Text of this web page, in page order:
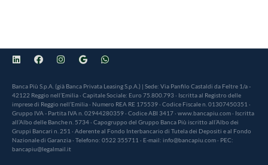
Banca Più S.p.A. (già Banca Privata Leasing S.p.A.) | Sede: Via Panfilo Castaldi da Feltre 1/a -
42122 Reggio nell’Emilia · Capitale Sociale: Euro 75.800.793 · Iscritta al Registro delle
imprese di Reggio nell’Emilia · Numero REA RE 175539 · Codice Fiscale n. 01307450351 ·
Gruppo IVA - Partita IVA n. 02944280359 · Codice ABI 3417 · www.bancapiu.com · Iscritta
all’Albo delle Banche n. 5734 · Capogruppo del Gruppo Banca Più iscritto all’Albo dei
Gruppi Bancari n. 251 · Aderente al Fondo Interbancario di Tutela dei Depositi e al Fondo
Nazionale di Garanzia · Telefono: 0522 355711 · E-mail: info@bancapiu.com · PEC:
bancapiu@legalmail.it